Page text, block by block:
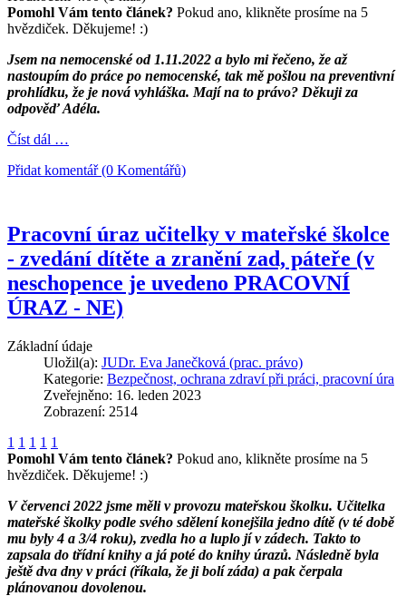
Pomohl Vám tento článek? Pokud ano, klikněte prosíme na 5
hvězdiček. Děkujeme! :)
Jsem na nemocenské od 1.11.2022 a bylo mi řečeno, že až
nastoupím do práce po nemocenské, tak mě pošlou na preventivní
prohlídku, že je nová vyhláška. Mají na to právo? Děkuji za
odpověď Adéla.
Číst dál …
Přidat komentář (0 Komentářů)
Pracovní úraz učitelky v mateřské školce
- zvedání dítěte a zranění zad, páteře (v
neschopence je uvedeno PRACOVNÍ
ÚRAZ - NE)
Základní údaje
Uložil(a): JUDr. Eva Janečková (prac. právo)
Kategorie: Bezpečnost, ochrana zdraví při práci, pracovní úra
Zveřejněno: 16. leden 2023
Zobrazení: 2514
1 1 1 1 1
Pomohl Vám tento článek? Pokud ano, klikněte prosíme na 5
hvězdiček. Děkujeme! :)
V červenci 2022 jsme měli v provozu mateřskou školku. Učitelka
mateřské školky podle svého sdělení konejšila jedno dítě (v té době
mu byly 4 a 3/4 roku), zvedla ho a luplo jí v zádech. Takto to
zapsala do třídní knihy a já poté do knihy úrazů. Následně byla
ještě dva dny v práci (říkala, že ji bolí záda) a pak čerpala
plánovanou dovolenou.